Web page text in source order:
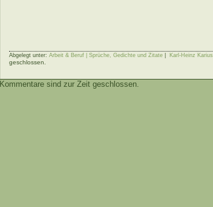
Abgelegt unter: Arbeit & Beruf | Sprüche, Gedichte und Zitate Karl-Heinz Karius
geschlossen.
Kommentare sind zur Zeit geschlossen.